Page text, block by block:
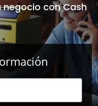
con Cash